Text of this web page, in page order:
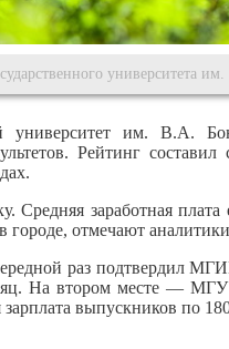
университета
университет им. В.А.
Рейтинг
Средняя заработная
городе, отмечают
раз подтвердил
На втором месте —
выпускников по 180